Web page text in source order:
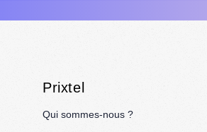
Prixtel
Qui sommes-nous ?